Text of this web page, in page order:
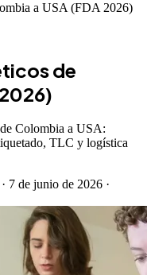
a USA (FDA 2026)
de
Colombia a USA:
TLC y logística
· 7 de junio de 2026 ·